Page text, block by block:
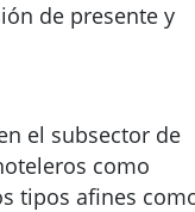
de presente y
el subsector de
como
tipos afines